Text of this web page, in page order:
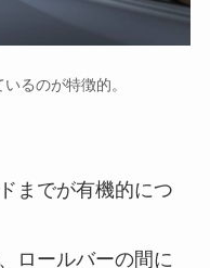
るのが特徴的。
までが有機的につ
ロールバーの間に